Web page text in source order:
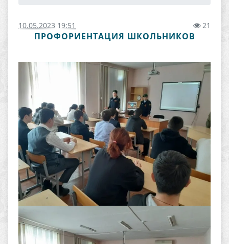
10.05.2023 19:51 21
ПРОФОРИЕНТАЦИЯ ШКОЛЬНИКОВ